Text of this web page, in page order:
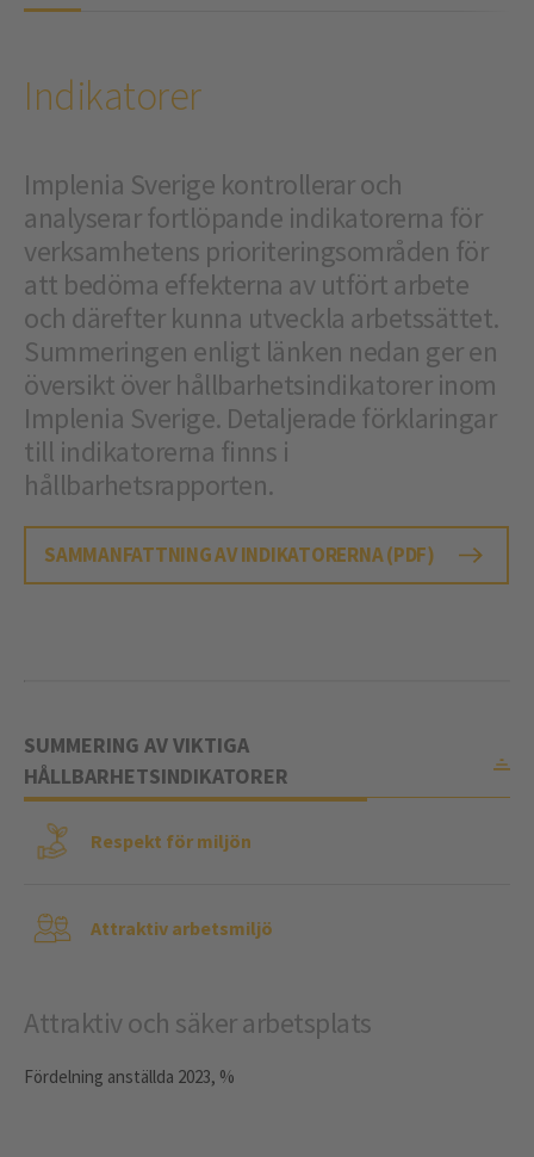
Indikatorer
Implenia Sverige kontrollerar och
analyserar fortlöpande indikatorerna för
verksamhetens prioriteringsområden för
att bedöma effekterna av utfört arbete
och därefter kunna utveckla arbetssättet.
Summeringen enligt länken nedan ger en
översikt över hållbarhetsindikatorer inom
Implenia Sverige. Detaljerade förklaringar
till indikatorerna finns i
hållbarhetsrapporten.
SAMMANFATTNING AV INDIKATORERNA (PDF)
SUMMERING AV VIKTIGA
HÅLLBARHETSINDIKATORER
Respekt för miljön
Attraktiv arbetsmiljö
Attraktiv och säker arbetsplats
Fördelning anställda 2023, %